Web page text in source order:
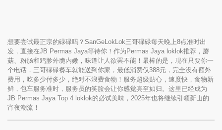
想要尝试最正宗的碌碌吗？SanGeLokLok三哥碌碌每天晚上8点准时出
发，直接在JB Permas Jaya等待你！作为Permas Jaya loklok推荐，蘑
菇、粉肠和鸡胗外脆内嫩，味道让人欲罢不能！最棒的是，现在只要你一
个电话，三哥碌碌餐车就能送到你家，最低消费仅388元，完全没有额外
费用，吃多少付多少，绝对不浪费食物！服务超级贴心，速度快，食物新
鲜，包车服务准时，服务员的笑脸会让你感觉宾至如归。这里已经成为
JB Permas Jaya Top 4 loklok的必试美味，2025年也将继续引领新山的
宵夜潮流！